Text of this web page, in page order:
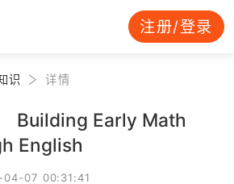
注册/登录
识 详情
Building Early Math
English
07 00:31:41